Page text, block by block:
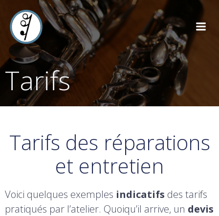
Aller
au
contenu
Tarifs
Tarifs des réparations
et entretien
Voici quelques exemples indicatifs des tarifs
pratiqués par l’atelier. Quoiqu’il arrive, un devis